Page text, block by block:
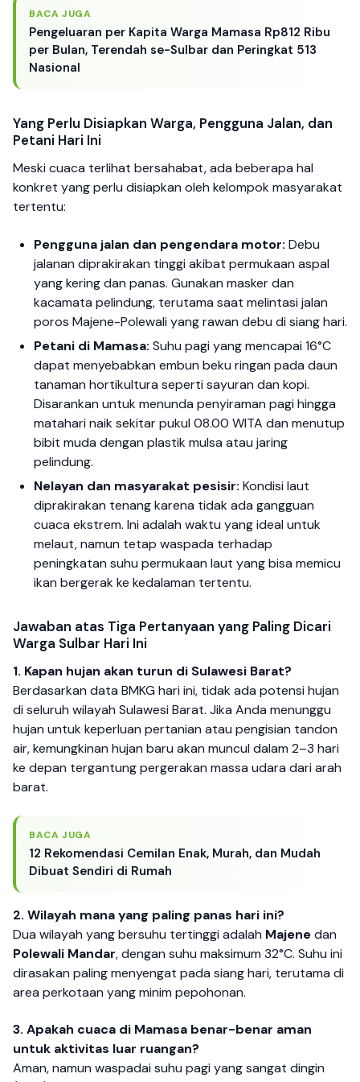
BACA JUGA
Pengeluaran per Kapita Warga Mamasa Rp812 Ribu
per Bulan, Terendah se-Sulbar dan Peringkat 513
Nasional
Yang Perlu Disiapkan Warga, Pengguna Jalan, dan
Petani Hari Ini
Meski cuaca terlihat bersahabat, ada beberapa hal
konkret yang perlu disiapkan oleh kelompok masyarakat
tertentu:
Pengguna jalan dan pengendara motor: Debu
jalanan diprakirakan tinggi akibat permukaan aspal
yang kering dan panas. Gunakan masker dan
kacamata pelindung, terutama saat melintasi jalan
poros Majene-Polewali yang rawan debu di siang hari.
Petani di Mamasa: Suhu pagi yang mencapai 16°C
dapat menyebabkan embun beku ringan pada daun
tanaman hortikultura seperti sayuran dan kopi.
Disarankan untuk menunda penyiraman pagi hingga
matahari naik sekitar pukul 08.00 WITA dan menutup
bibit muda dengan plastik mulsa atau jaring
pelindung.
Nelayan dan masyarakat pesisir: Kondisi laut
diprakirakan tenang karena tidak ada gangguan
cuaca ekstrem. Ini adalah waktu yang ideal untuk
melaut, namun tetap waspada terhadap
peningkatan suhu permukaan laut yang bisa memicu
ikan bergerak ke kedalaman tertentu.
Jawaban atas Tiga Pertanyaan yang Paling Dicari
Warga Sulbar Hari Ini
1. Kapan hujan akan turun di Sulawesi Barat?
Berdasarkan data BMKG hari ini, tidak ada potensi hujan
di seluruh wilayah Sulawesi Barat. Jika Anda menunggu
hujan untuk keperluan pertanian atau pengisian tandon
air, kemungkinan hujan baru akan muncul dalam 2–3 hari
ke depan tergantung pergerakan massa udara dari arah
barat.
BACA JUGA
12 Rekomendasi Cemilan Enak, Murah, dan Mudah
Dibuat Sendiri di Rumah
2. Wilayah mana yang paling panas hari ini?
Dua wilayah yang bersuhu tertinggi adalah Majenedan
Polewali Mandar, dengan suhu maksimum 32°C. Suhu ini
dirasakan paling menyengat pada siang hari, terutama di
area perkotaan yang minim pepohonan.
3. Apakah cuaca di Mamasa benar-benar aman
untuk aktivitas luar ruangan?
Aman, namun waspadai suhu pagi yang sangat dingin